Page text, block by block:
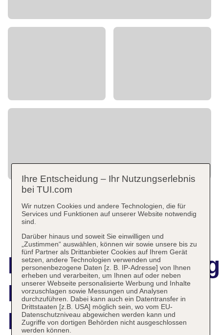
InterContinental
Edinburgh The
Ihre Entscheidung – Ihr Nutzungserlebnis
bei TUI.com
Wir nutzen Cookies und andere Technologien, die für
Services und Funktionen auf unserer Website notwendig
sind.
Darüber hinaus und soweit Sie einwilligen und
„Zustimmen“ auswählen, können wir sowie unsere bis zu
fünf Partner als Drittanbieter Cookies auf Ihrem Gerät
setzen, andere Technologien verwenden und
personenbezogene Daten [z. B. IP-Adresse] von Ihnen
erheben und verarbeiten, um Ihnen auf oder neben
unserer Webseite personalisierte Werbung und Inhalte
vorzuschlagen sowie Messungen und Analysen
durchzuführen. Dabei kann auch ein Datentransfer in
Drittstaaten [z.B. USA] möglich sein, wo vom EU-
Datenschutzniveau abgewichen werden kann und
Zugriffe von dortigen Behörden nicht ausgeschlossen
werden können.